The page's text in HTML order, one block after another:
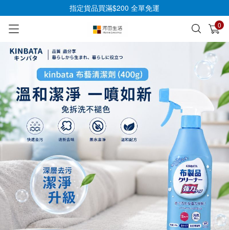
指定貨品買滿$200 全單免運
0
已加入購物車 查看